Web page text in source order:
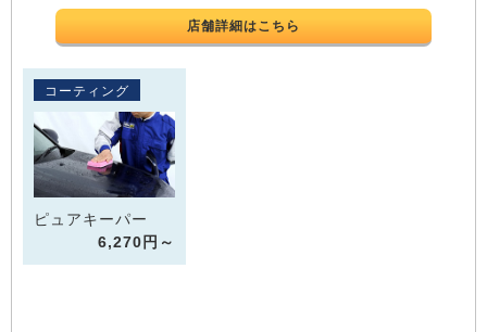
店舗詳細はこちら
コーティング
ピュアキーパー
6,270円～